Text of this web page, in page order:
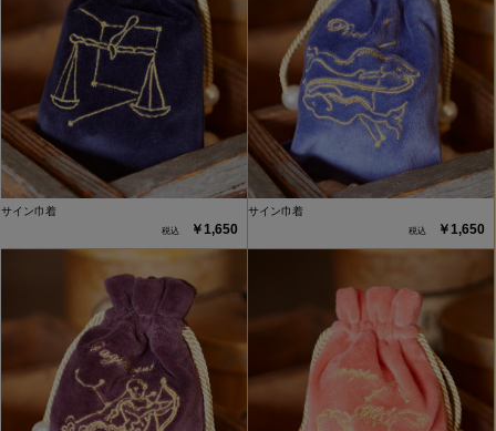
サイン巾着
￥1,650
サイン巾着
￥1,650